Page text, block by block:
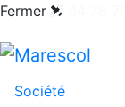
Exigez le
Fermer
Société